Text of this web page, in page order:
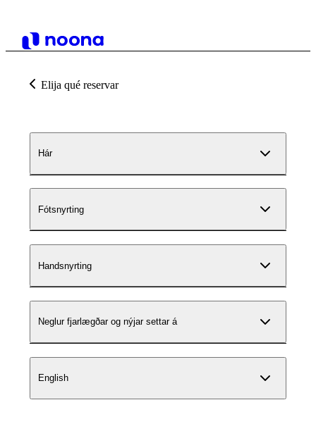
Elija qué reservar
Hár
Fótsnyrting
Handsnyrting
Neglur fjarlægðar og nýjar settar á
English